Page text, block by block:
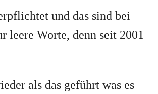
und das sind bei
leere Worte, denn seit 2001
als das geführt was es